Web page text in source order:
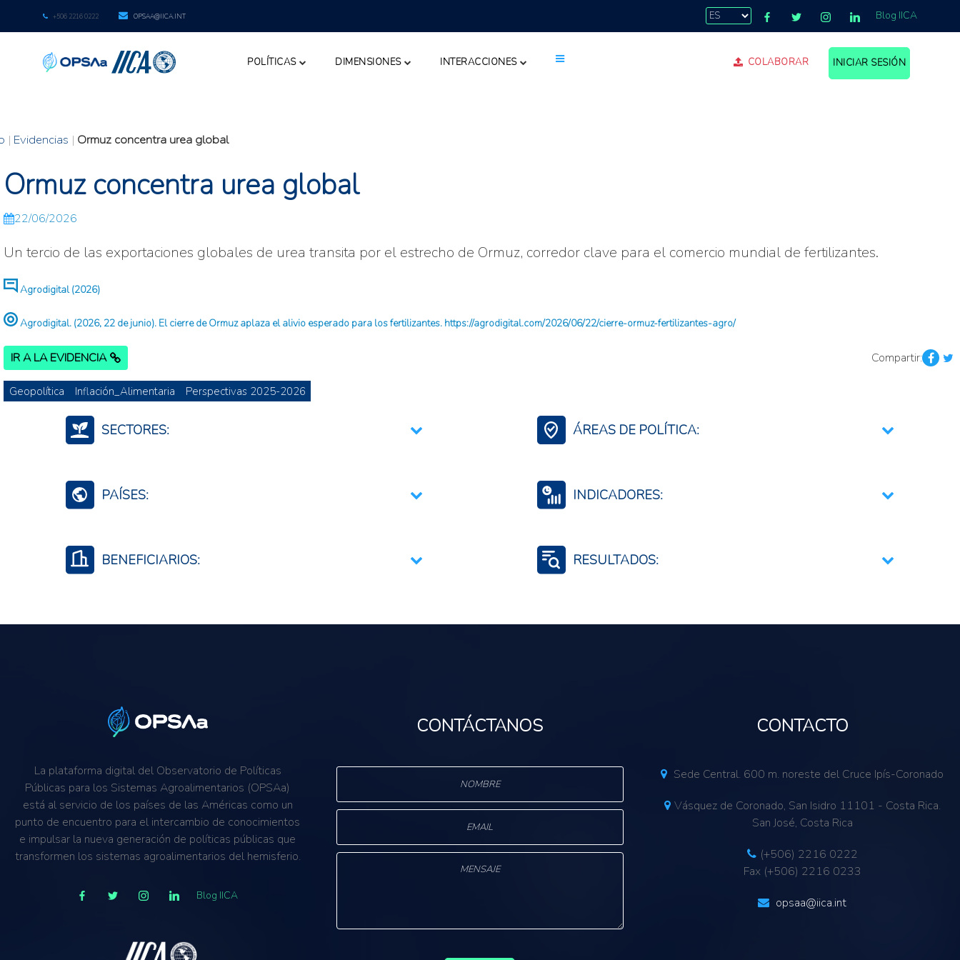
+506 2216 0222 OPSAA@IICA.INT Blog IICA
POLÍTICAS DIMENSIONES INTERACCIONES COLABORAR INICIAR SESIÓN
| Evidencias | Ormuz concentra urea global
Ormuz concentra urea global
22/06/2026
Un tercio de las exportaciones globales de urea transita por el estrecho de Ormuz, corredor clave para el comercio mundial de fertilizantes.
Agrodigital (2026)
Agrodigital. (2026, 22 de junio). El cierre de Ormuz aplaza el alivio esperado para los fertilizantes. https://agrodigital.com/2026/06/22/cierre-ormuz-fertilizantes-agro/
IR A LA EVIDENCIA Compartir:
Geopolítica Inflación_Alimentaria Perspectivas 2025-2026
SECTORES: ÁREAS DE POLÍTICA:
Comercio Internacional e Integración Regional
PAÍSES: INDICADORES:
Uso o consumo de insumos agropecuarios
BENEFICIARIOS: RESULTADOS:
La plataforma digital del Observatorio de Políticas
Públicas para los Sistemas Agroalimentarios (OPSAa)
está al servicio de los países de las Américas como un
punto de encuentro para el intercambio de conocimientos
e impulsar la nueva generación de políticas públicas que
transformen los sistemas agroalimentarios del hemisferio.
Blog IICA
CONTÁCTANOS CONTACTO
Sede Central. 600 m. noreste del Cruce Ipís-Coronado
Vásquez de Coronado, San Isidro 11101 - Costa Rica.
San José, Costa Rica
(+506) 2216 0222
Fax (+506) 2216 0233
opsaa@iica.int